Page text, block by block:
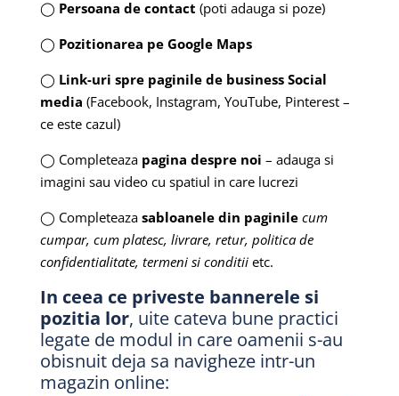
◯ Persoana de contact (poti adauga si poze)
◯ Pozitionarea pe Google Maps
◯ Link-uri spre paginile de business Social
media (Facebook, Instagram, YouTube, Pinterest –
ce este cazul)
◯ Completeazapagina despre noi – adauga si
imagini sau video cu spatiul in care lucrezi
◯ Completeazasabloanele din paginile cum
cumpar, cum platesc, livrare, retur, politica de
confidentialitate, termeni si conditii etc.
In ceea ce priveste bannerele si
pozitia lor, uite cateva bune practici
legate de modul in care oamenii s-au
obisnuit deja sa navigheze intr-un
magazin online: